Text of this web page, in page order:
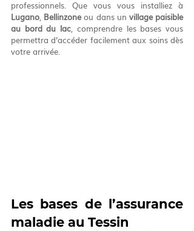
Lugano, Bellinzone ou dans un village paisible
au bord du lac, comprendre les bases vous
permettra d’accéder facilement aux soins dès
votre arrivée.
Les bases de l’assurance
maladie au Tessin